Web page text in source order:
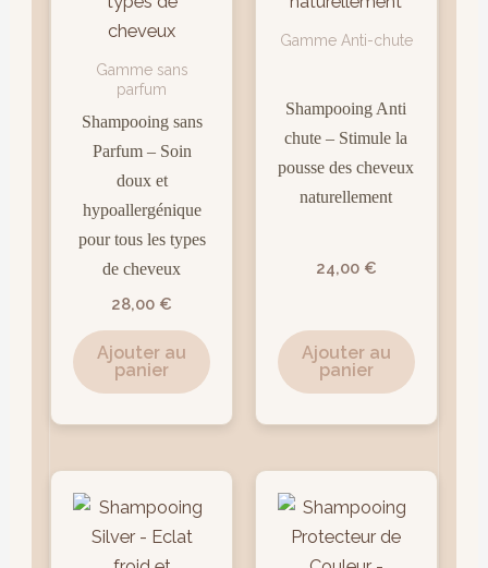
Gamme sans
parfum
Shampooing sans
Parfum – Soin
doux et
hypoallergénique
pour tous les types
de cheveux
28,00 €
Ajouter au
panier
Gamme Anti-chute
Shampooing Anti
chute – Stimule la
pousse des cheveux
naturellement
24,00 €
Ajouter au
panier